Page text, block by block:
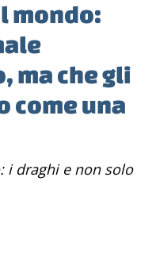
mondo:
ma che gli
come una
i draghi e non solo